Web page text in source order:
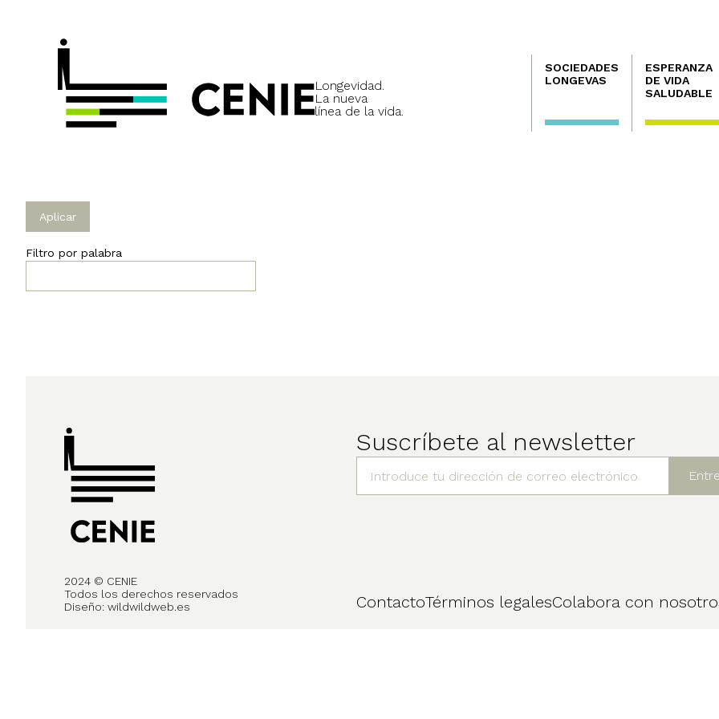
Longevidad.
La nueva
línea de la vida.
Navegación
principal
SOCIEDADES
LONGEVAS
ESPERANZA
DE VIDA
SALUDABLE
Filtro por palabra
Suscríbete al newsletter
ContactoTérminos legalesColabora con
2024 © CENIE
Todos los derechos reservados
Diseño: wildwildweb.es